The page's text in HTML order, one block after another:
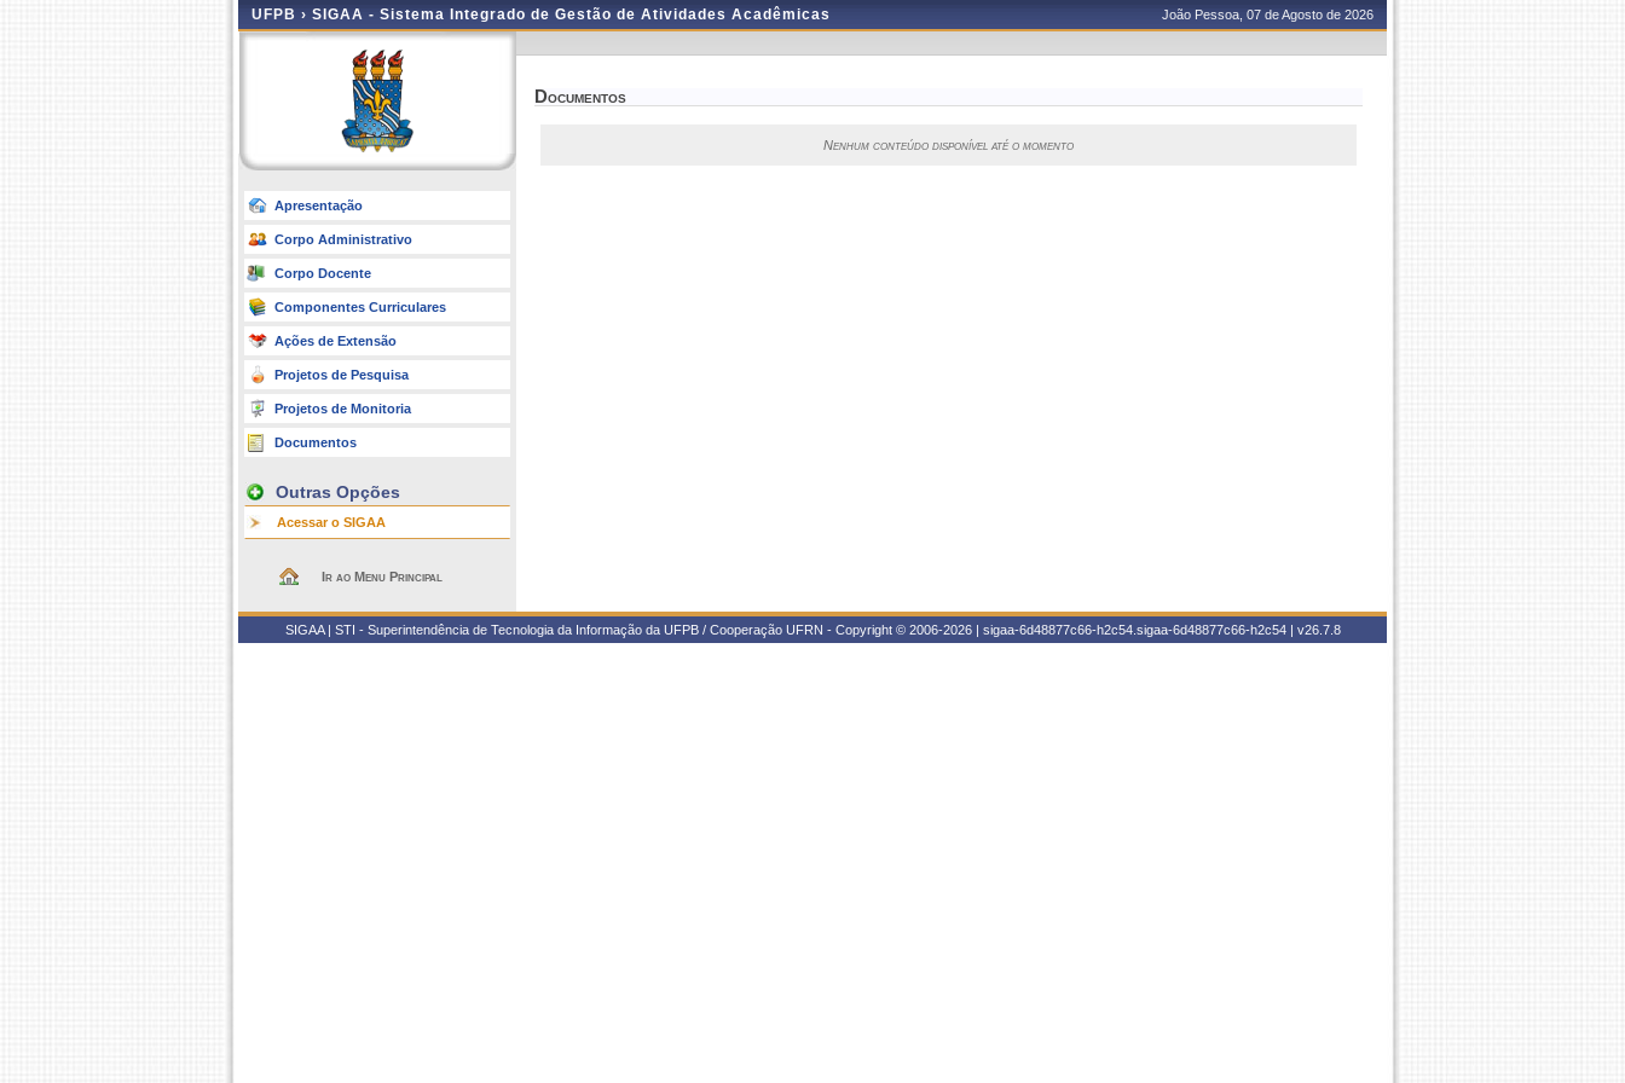
UFPB › SIGAA - Sistema Integrado de Gestão de Atividades Acadêmicas João Pessoa, 07 de Agosto de 2026
Apresentação
Corpo Administrativo
Corpo Docente
Componentes Curriculares
Ações de Extensão
Projetos de Pesquisa
Projetos de Monitoria
Documentos
Outras Opções
Acessar o SIGAA
Ir ao Menu Principal
Documentos
Nenhum conteúdo disponível até o momento
SIGAA | STI - Superintendência de Tecnologia da Informação da UFPB / Cooperação UFRN - Copyright © 2006-2026 | sigaa-6d48877c66-h2c54.sigaa-6d48877c66-h2c54 | v26.7.8